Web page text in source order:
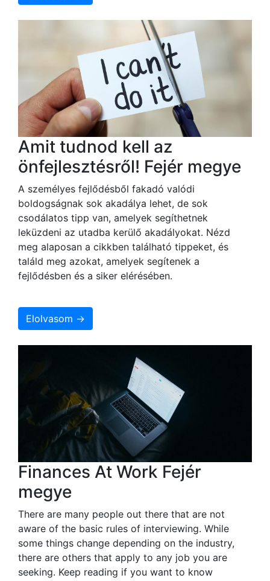
Amit tudnod kell az
önfejlesztésről! Fejér megye
A személyes fejlődésből fakadó valódi
boldogságnak sok akadálya lehet, de sok
csodálatos tipp van, amelyek segíthetnek
leküzdeni az utadba kerülő akadályokat. Nézd
meg alaposan a cikkben található tippeket, és
találd meg azokat, amelyek segítenek a
fejlődésben és a siker elérésében.
Elolvasom →
Finances At Work Fejér
megye
There are many people out there that are not
aware of the basic rules of interviewing. While
some things change depending on the industry,
there are others that apply to any job you are
seeking. Keep reading if you want to know